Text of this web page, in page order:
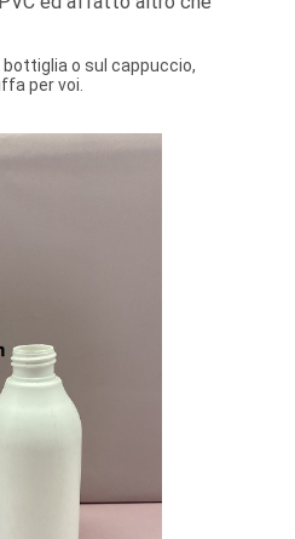
o sul cappuccio,
per voi.